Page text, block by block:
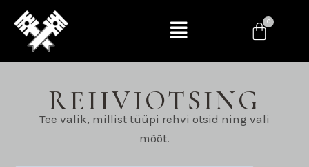
REHVIOTSING
Tee valik, millist tüüpi rehvi otsid ning vali
mõõt.